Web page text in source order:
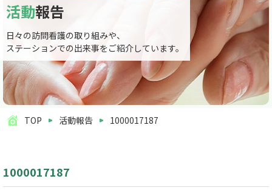
活動報告
日々の訪問看護の取り組みや、
ステーションでの出来事をご紹介しています。
TOP 活動報告 1000017187
1000017187